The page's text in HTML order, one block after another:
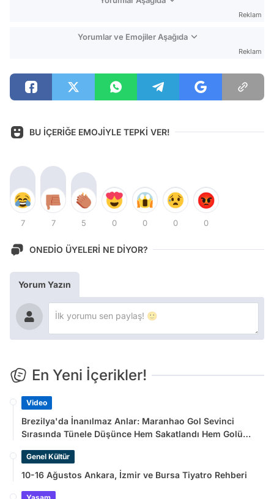
Reklam
Yorumlar ve Emojiler Aşağıda
Reklam
BU İÇERİĞE EMOJİYLE TEPKİ VER!
7 7 5 0 0 0 0
ONEDİO ÜYELERİ NE DİYOR?
Yorum Yazın
En Yeni İçerikler!
Video
Brezilya'da İnanılmaz Anlar: Maranhao Gol Sevinci
Sırasında Tünele Düşünce Hem Sakatlandı Hem Golü
Genel Kültür
10-16 Ağustos Ankara, İzmir ve Bursa Tiyatro Rehberi